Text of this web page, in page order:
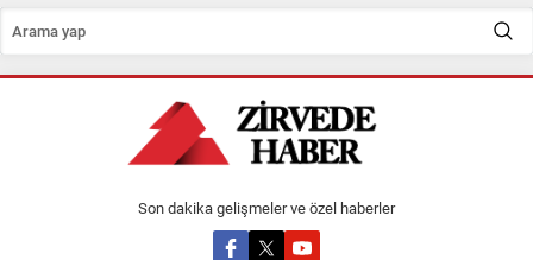
Son dakika gelişmeler ve özel haberler